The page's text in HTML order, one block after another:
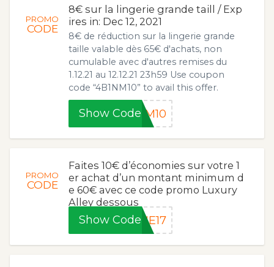
PROMO
CODE
8€ sur la lingerie grande taill / Exp
ires in: Dec 12, 2021
8€ de réduction sur la lingerie grande
taille valable dès 65€ d'achats, non
cumulable avec d'autres remises du
1.12.21 au 12.12.21 23h59 Use coupon
code “4B1NM10” to avail this offer.
Show CodeNM10
PROMO
CODE
Faites 10€ d’économies sur votre 1
er achat d’un montant minimum d
e 60€ avec ce code promo Luxury
Alley dessous
Show CodeME17